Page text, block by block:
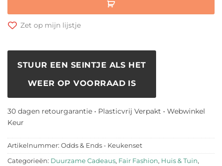
Zet op mijn lijstje
STUUR EEN SEINTJE ALS HET
WEER OP VOORRAAD IS
30 dagen retourgarantie • Plasticvrij Verpakt • Webwinkel
Keur
Artikelnummer: Odds & Ends - Keukenset
Categorieën: Duurzame Cadeaus, Fair Fashion, Huis & Tuin,